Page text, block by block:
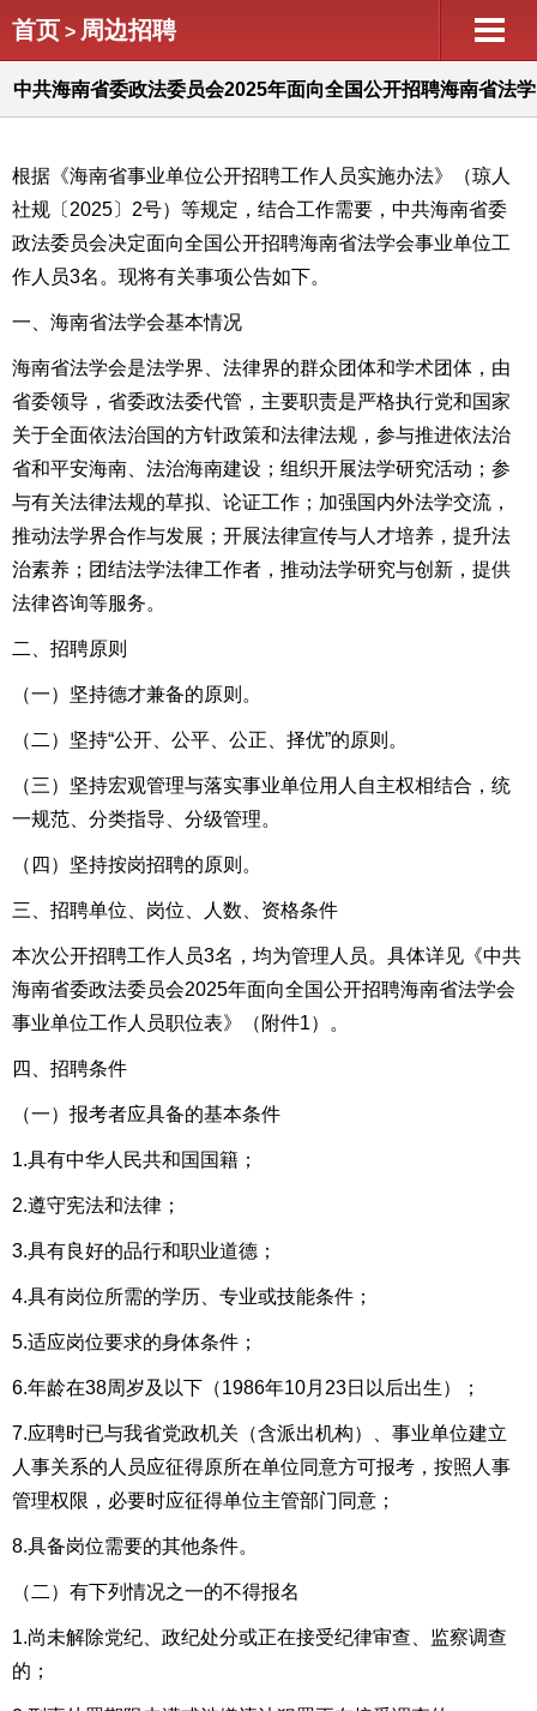
首页 > 周边招聘
中共海南省委政法委员会2025年面向全国公开招聘海南省法学
根据《海南省事业单位公开招聘工作人员实施办法》（琼人
社规 〔2025〕 2号） 等规定，结合工作需要，中共海南省委
政法委员会决定面向全国公开招聘海南省法学会事业单位工
作人员3名。现将有关事项公告如下。
一、海南省法学会基本情况
海南省法学会是法学界、法律界的群众团体和学术团体 ，由
省委领导，省委政法委代管，主要职责是严格执行党和国家
关于全面依法治国的方针政策和法律法规，参与推进依法治
省和平安海南、法治海南建设；组织开展法学研究活动；参
与有关法律法规的草拟、论证工作；加强国内外法学交流，
推动法学界合作与发展；开展法律宣传与人才培养，提升法
治素养；团结法学法律工作者，推动法学研究与创新，提供
法律咨询等服务。
二 招聘原则
（一） 坚持德才兼备的原则。
（二）坚持“公开、公平、公正、择优”的原则。
（三）坚持宏观管理与落实事业单位用人自主权相结合，统
一规范、分类指导、分级管理。
（四）坚持按岗招聘的原则 。
三、 招聘单位、 岗位、 人 数、资格条件
本次公开招聘工作人员3名， 均为管理人员。具体详见 《中共
海南省委政法委员会2025年面向全国公开招聘海南省法学会
事业单位工作人员职位表》（附件1） 。
四、招聘条件
（一）报考者应具备的基本条件
1.具有中华人民共和国国籍；
2.遵守宪法和法律；
3.具有良好的品行和职业道德；
4.具有岗位所需的学历、专业或技能条件；
5.适应岗位要求的身体条件；
6.年龄在38周岁及以下（1986年10月23日以后出生）；
7.应聘时已与我省党政机关（含派出机构）、事业单位建立
人事关系的人员应征得原所在单位同意方可报考，按照人事
管理权限，必要时应征得单位主管部门同意；
8.具备岗位需要的其他条件。
（二）有下列情况之一的不得报名
1.尚未解除党纪、政纪处分或正在接受纪律审查 、监察调查
的 ；